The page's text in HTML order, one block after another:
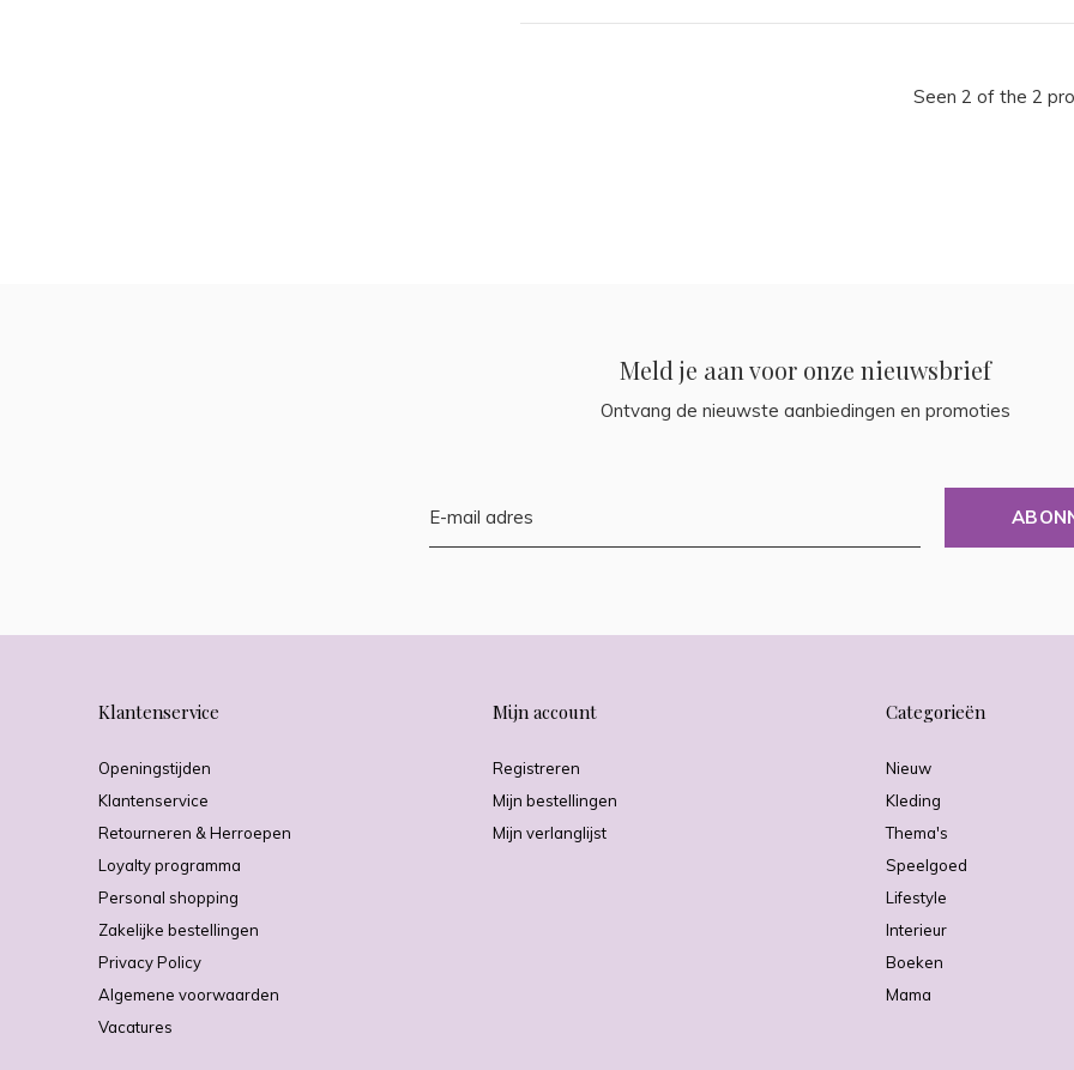
Seen 2 of the 2
Meld je aan voor onze nieuwsbrief
Ontvang de nieuwste aanbiedingen en promoties
Klantenservice
Openingstijden
Klantenservice
Retourneren & Herroepen
Loyalty programma
Personal shopping
Zakelijke bestellingen
Privacy Policy
Algemene voorwaarden
Vacatures
Mijn account
Registreren
Mijn bestellingen
Mijn verlanglijst
Categorieën
Nieuw
Kleding
Thema's
Speelgoed
Lifestyle
Interieur
Boeken
Mama